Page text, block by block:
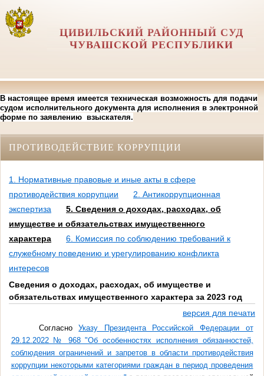
ЦИВИЛЬСКИЙ РАЙОННЫЙ СУД
ЧУВАШСКОЙ РЕСПУБЛИКИ
В настоящее время имеется техническая возможность для подачи
судом исполнительного документа для исполнения в электронной
форме по заявлению взыскателя.
ПРОТИВОДЕЙСТВИЕ КОРРУПЦИИ
1. Нормативные правовые и иные акты в сфере
противодействия коррупции
2. Антикоррупционная
экспертиза
5. Сведения о доходах, расходах, об
имуществе и обязательствах имущественного
характера
6. Комиссия по соблюдению требований к
служебному поведению и урегулированию конфликта
интересов
Сведения о доходах, расходах, об имуществе и
обязательствах имущественного характера за 2023 год
версия для печати
СогласноУказу Президента Российской Федерации от
29.12.2022 № 968 "Об особенностях исполнения обязанностей,
соблюдения ограничений и запретов в области противодействия
коррупции некоторыми категориями граждан в период проведения